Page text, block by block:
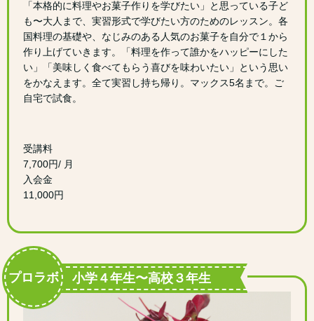
「本格的に料理やお菓子作りを学びたい」と思っている子ど
も〜大人まで、実習形式で学びたい方のためのレッスン。各
国料理の基礎や、なじみのある人気のお菓子を自分で１から
作り上げていきます。「料理を作って誰かをハッピーにした
い」「美味しく食べてもらう喜びを味わいたい」という思い
をかなえます。全て実習し持ち帰り。マックス5名まで。ご
自宅で試食。
受講料
7,700円/ 月
入会金
11,000円
小学４年生〜高校３年生
プロラボ